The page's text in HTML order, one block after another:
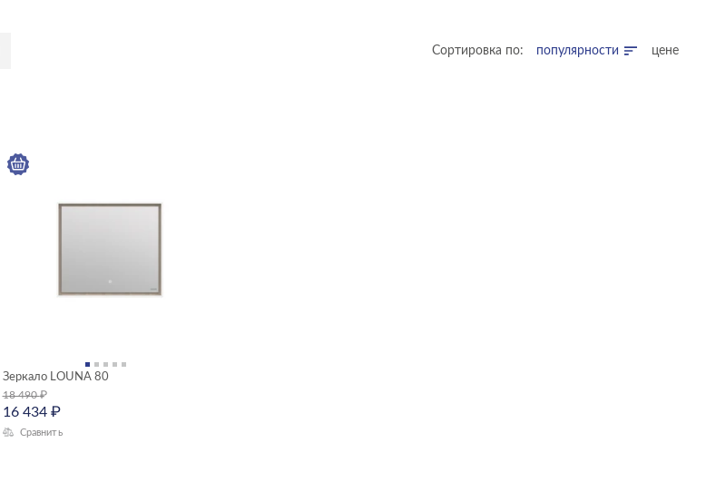
Сортировка по: популярности цене
Зеркало LOUNA 80
18 490₽
16 434 ₽
Сравнить